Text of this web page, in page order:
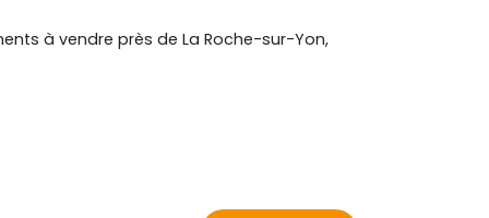
à vendre près de La Roche-sur-Yon,